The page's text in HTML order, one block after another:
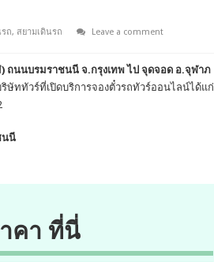
รถ, สยามเดินรถ
Leave a comment
) ถนนบรมราชนนี จ.กรุงเทพ ไป จุดจอด อ.จุฬาภ
ททัวร์ที่เปิดบริการจองตั๋วรถทัวร์ออนไลน์ได้แก่
นนี
คา ที่นี่